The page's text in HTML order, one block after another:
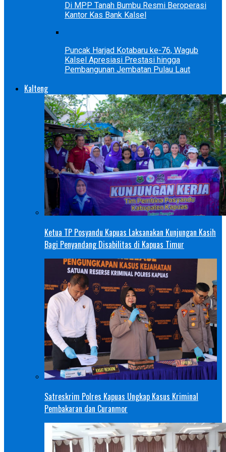
Di MPP Tanah Bumbu Resmi Beroperasi
Kantor Kas Bank Kalsel
Puncak Harjad Kotabaru ke-76, Wagub
Kalsel Apresiasi Prestasi hingga
Pembangunan Jembatan Pulau Laut
Kalteng
Ketua TP Posyandu Kapuas Laksanakan Kunjungan Kasih
Bagi Penyandang Disabilitas di Kapuas Timur
Satreskrim Polres Kapuas Ungkap Kasus Kriminal
Pembakaran dan Curanmor